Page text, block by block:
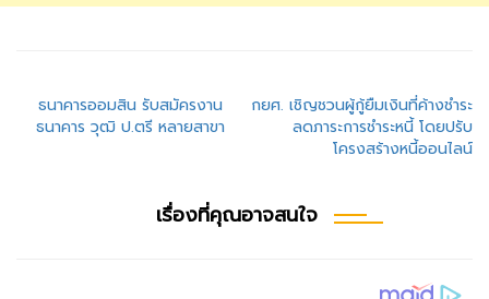
แนะแนว
เรื่อง
ธนาคารออมสิน รับสมัครงาน
ธนาคาร วุฒิ ป.ตรี หลายสาขา
กยศ. เชิญชวนผู้กู้ยืมเงินที่ค้างชำระ
ลดภาระการชำระหนี้ โดยปรับ
โครงสร้างหนี้ออนไลน์
เรื่องที่คุณอาจสนใจ